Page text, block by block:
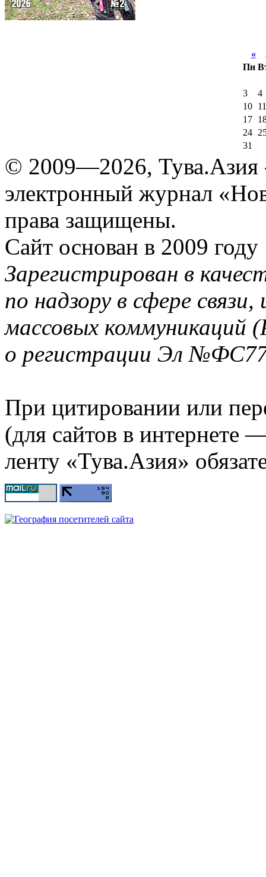
«
Пн
3
4
10
11
17
24
31
© 2009—2026, Тува.Азия
электронный журнал
права защищены.
Сайт основан в 2009 году
Зарегистрирован в
по надзору в сфере
массовых коммуникаций
о регистрации Эл
При цитировании или
(для сайтов в интернете
ленту «Тува.Азия»